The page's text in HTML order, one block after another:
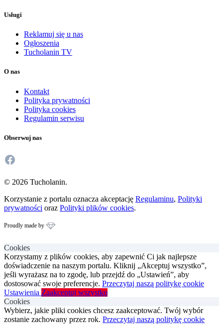
Usługi
Reklamuj się u nas
Ogłoszenia
Tucholanin TV
O nas
Kontakt
Polityka prywatności
Polityka cookies
Regulamin serwisu
Obserwuj nas
Facebook
© 2026 Tucholanin.
Korzystanie z portalu oznacza akceptację Regulaminu, Polityki
prywatności oraz Polityki plików cookies.
Proudly made by
Cookies
Korzystamy z plików cookies, aby zapewnić Ci jak najlepsze
doświadczenie na naszym portalu. Kliknij „Akceptuj wszystko”,
jeśli wyrażasz na to zgodę, lub przejdź do „Ustawień”, aby
dostosować swoje preferencje. Przeczytaj naszą politykę cookie
Ustawienia Zaakceptuj wszystko
Cookies
Wybierz, jakie pliki cookies chcesz zaakceptować. Twój wybór
zostanie zachowany przez rok. Przeczytaj naszą politykę cookie